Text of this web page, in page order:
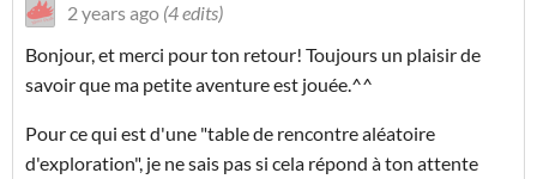
2 years ago (4 edits)
Bonjour, et merci pour ton retour! Toujours un plaisir de
savoir que ma petite aventure est jouée.^^
Pour ce qui est d'une "table de rencontre aléatoire
d'exploration", je ne sais pas si cela répond à ton attente